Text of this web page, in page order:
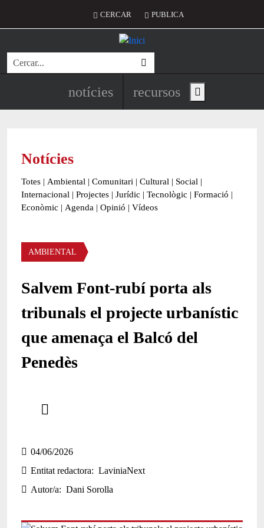
Menú del compte d'usuari
CERCAR PUBLICA
Cerca
Navegació principal de
notícies recursos Show main menu
Notícies
Totes | Ambiental | Comunitari | Cultural | Social |
Internacional | Projectes | Jurídic | Tecnològic | Formació |
Econòmic | Agenda | Opinió | Vídeos
Àmbit de la notícia
AMBIENTAL
Salvem Font-rubí porta als
tribunals el projecte urbanístic
que amenaça el Balcó del
Penedès
04/06/2026
Entitat redactora
LaviniaNext
Autor/a
Dani Sorolla